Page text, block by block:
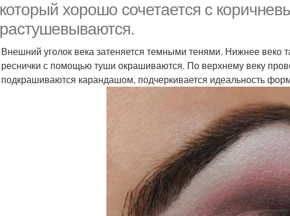
который хорошо сочетается с
растушевываются.
Внешний уголок века затеняется темными тенями. Нижнее веко
реснички с помощью туши окрашиваются. По верхнему веку
подкрашиваются карандашом, подчеркивается идеальность